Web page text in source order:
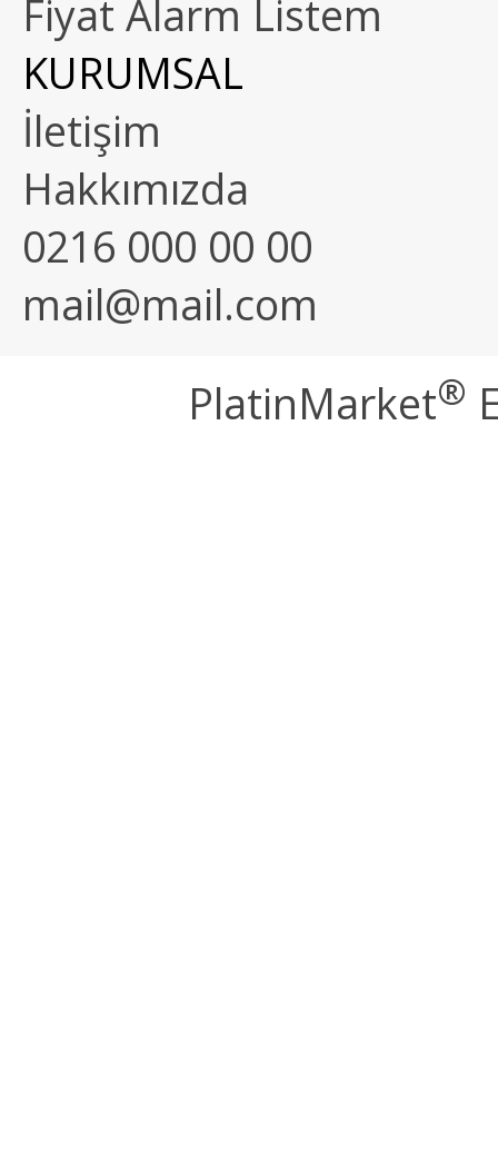
Fiyat Alarm Listem
KURUMSAL
İletişim
Hakkımızda
0216 000 00 00
mail@mail.com
PlatinMarket®